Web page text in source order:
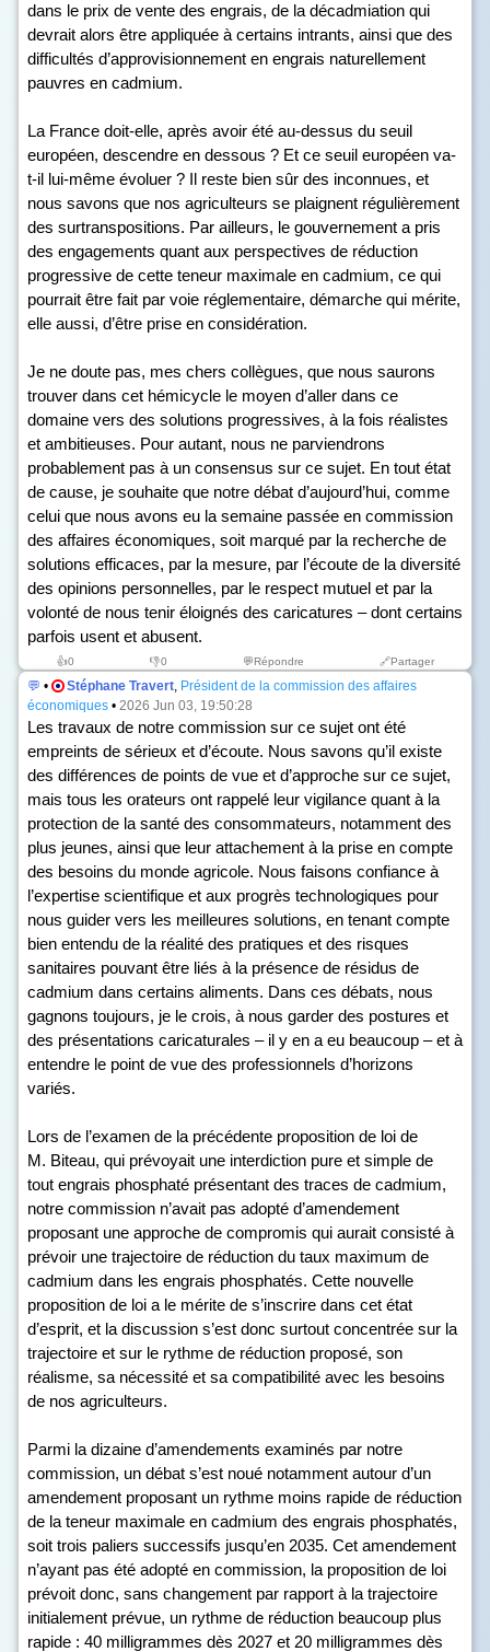
dans le prix de vente des engrais, de la décadmiation qui
devrait alors être appliquée à certains intrants, ainsi que des
difficultés d’approvisionnement en engrais naturellement
pauvres en cadmium.
La France doit-elle, après avoir été au-dessus du seuil
européen, descendre en dessous ? Et ce seuil européen va-
t-il lui-même évoluer ? Il reste bien sûr des inconnues, et
nous savons que nos agriculteurs se plaignent régulièrement
des surtranspositions. Par ailleurs, le gouvernement a pris
des engagements quant aux perspectives de réduction
progressive de cette teneur maximale en cadmium, ce qui
pourrait être fait par voie réglementaire, démarche qui mérite,
elle aussi, d’être prise en considération.
Je ne doute pas, mes chers collègues, que nous saurons
trouver dans cet hémicycle le moyen d’aller dans ce
domaine vers des solutions progressives, à la fois réalistes
et ambitieuses. Pour autant, nous ne parviendrons
probablement pas à un consensus sur ce sujet. En tout état
de cause, je souhaite que notre débat d’aujourd’hui, comme
celui que nous avons eu la semaine passée en commission
des affaires économiques, soit marqué par la recherche de
solutions efficaces, par la mesure, par l’écoute de la diversité
des opinions personnelles, par le respect mutuel et par la
volonté de nous tenir éloignés des caricatures – dont certains
parfois usent et abusent.
👍0 👎0 💬Répondre 🔗Partager
💬 • Stéphane Travert, Président de la commission des affaires
économiques • 2026 Jun 03, 19:50:28
Les travaux de notre commission sur ce sujet ont été
empreints de sérieux et d’écoute. Nous savons qu’il existe
des différences de points de vue et d’approche sur ce sujet,
mais tous les orateurs ont rappelé leur vigilance quant à la
protection de la santé des consommateurs, notamment des
plus jeunes, ainsi que leur attachement à la prise en compte
des besoins du monde agricole. Nous faisons confiance à
l’expertise scientifique et aux progrès technologiques pour
nous guider vers les meilleures solutions, en tenant compte
bien entendu de la réalité des pratiques et des risques
sanitaires pouvant être liés à la présence de résidus de
cadmium dans certains aliments. Dans ces débats, nous
gagnons toujours, je le crois, à nous garder des postures et
des présentations caricaturales – il y en a eu beaucoup – et à
entendre le point de vue des professionnels d’horizons
variés.
Lors de l’examen de la précédente proposition de loi de
M. Biteau, qui prévoyait une interdiction pure et simple de
tout engrais phosphaté présentant des traces de cadmium,
notre commission n’avait pas adopté d’amendement
proposant une approche de compromis qui aurait consisté à
prévoir une trajectoire de réduction du taux maximum de
cadmium dans les engrais phosphatés. Cette nouvelle
proposition de loi a le mérite de s’inscrire dans cet état
d’esprit, et la discussion s’est donc surtout concentrée sur la
trajectoire et sur le rythme de réduction proposé, son
réalisme, sa nécessité et sa compatibilité avec les besoins
de nos agriculteurs.
Parmi la dizaine d’amendements examinés par notre
commission, un débat s’est noué notamment autour d’un
amendement proposant un rythme moins rapide de réduction
de la teneur maximale en cadmium des engrais phosphatés,
soit trois paliers successifs jusqu’en 2035. Cet amendement
n’ayant pas été adopté en commission, la proposition de loi
prévoit donc, sans changement par rapport à la trajectoire
initialement prévue, un rythme de réduction beaucoup plus
rapide : 40 milligrammes dès 2027 et 20 milligrammes dès